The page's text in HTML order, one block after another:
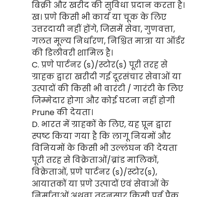
बिक्री और खरीद की सुविधा प्रदान करता है।
ख। प्रणे किसी भी कार्य या चूक के लिए
उत्तरदायी नहीं होंगे, जिसमें सेवा, गुणवत्ता,
गलत मूल्य निर्धारण, निश्चित मात्रा या ऑर्डर
की डिलीवरी शामिल है।
C. प्रणे पार्टनर (s)/स्टोर(s) पूरी तरह से
ग्राहक द्वारा खरीदी गई दूरसंचार सेवाओं या
उत्पादों की किसी भी वारंटी / गारंटी के लिए
जिम्मेदार होगा और कोई घटना नहीं होगी
Prune की देयता।
D. भारत में ग्राहकों के लिए, यह प्रून द्वारा
स्पष्ट किया गया है कि लागू नियमों और
विनियमों के किसी भी उल्लंघन की देयता
पूरी तरह से विक्रेताओं/ब्रांड मालिकों,
विक्रेताओं, प्रणे पार्टनर (s)/स्टोर(s),
आयातकों या प्रणे उत्पादों एवं सेवाओं के